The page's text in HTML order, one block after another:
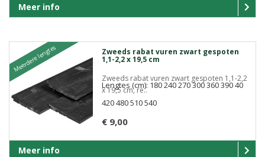
Meer info
Meerdere lengtes Zweeds rabat vuren zwart gespoten
1,1-2,2 x 19,5 cm
Zweeds rabat vuren zwart gespoten 1,1-2,2
x 19,5 cm, re..
€ 9,00
Lengtes (cm): 180 240 270 300 360 390 40
420 480 510 540
Meer info